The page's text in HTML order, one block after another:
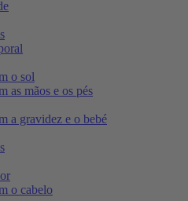
o sol
as mãos e os pés
a gravidez e o bebé
o cabelo